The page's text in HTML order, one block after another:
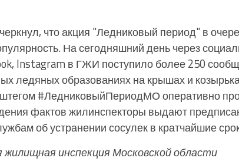
что акция "Ледниковый период" в
На сегодняшний день через
Instagram в ГЖИ поступило более 250
ледяных образованиях на крышах и
#ЛедниковыйПериодМО оперативно
фактов жилинспекторы выдают
об устранении сосулек в кратчайшие
жилищная инспекция Московской области